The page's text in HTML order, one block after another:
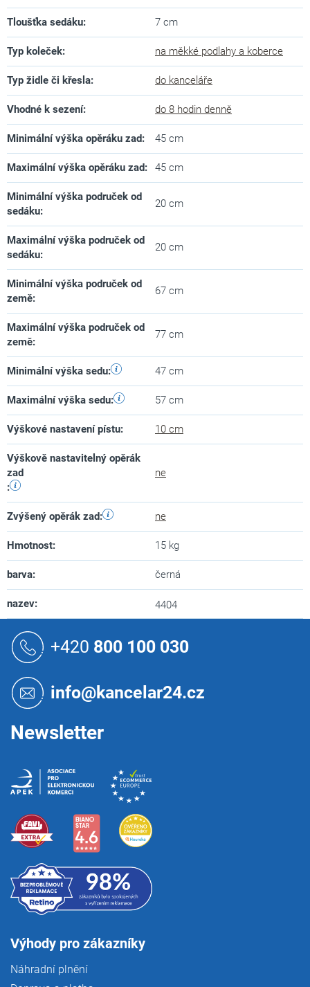
Tloušťka sedáku: 7 cm
Typ koleček: na měkké podlahy a koberce
Typ židle či křesla: do kanceláře
Vhodné k sezení: do 8 hodin denně
Minimální výška opěráku zad: 45 cm
Maximální výška opěráku zad: 45 cm
Minimální výška područek od
sedáku:
20 cm
Maximální výška područek od
sedáku:
20 cm
Minimální výška područek od
země:
67 cm
Maximální výška područek od
země:
77 cm
Minimální výška sedu: 47 cm
Maximální výška sedu: 57 cm
Výškové nastavení pístu: 10 cm
Výškově nastavitelný opěrák
zad
:
ne
Zvýšený opěrák zad: ne
Hmotnost: 15 kg
barva: černá
nazev: 4404
+420 800 100 030
info@kancelar24.cz
Newsletter
Výhody pro zákazníky
Náhradní plnění